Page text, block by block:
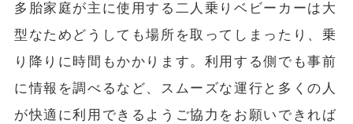
多胎家庭が主に使用する二人乗りベビーカーは大
型なためどうしても場所を取ってしまったり、乗
り降りに時間もかかります。利用する側でも事前
に情報を調べるなど、スムーズな運行と多くの人
が快適に利用できるようご協力をお願いできれば